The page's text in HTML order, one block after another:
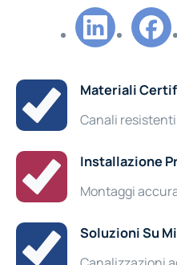
Materiali
Canali
Installazione
Montaggi
Soluzioni Su